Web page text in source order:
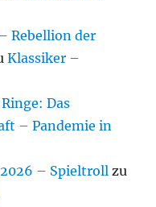
Rebellion der
Klassiker –
Das
– Pandemie in
2026 – Spieltroll zu